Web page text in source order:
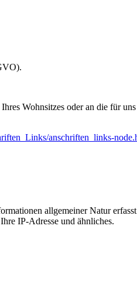
Wohnsitzes oder an die für
anschriften_links-
allgemeiner Natur
IP-Adresse und ähnliches.